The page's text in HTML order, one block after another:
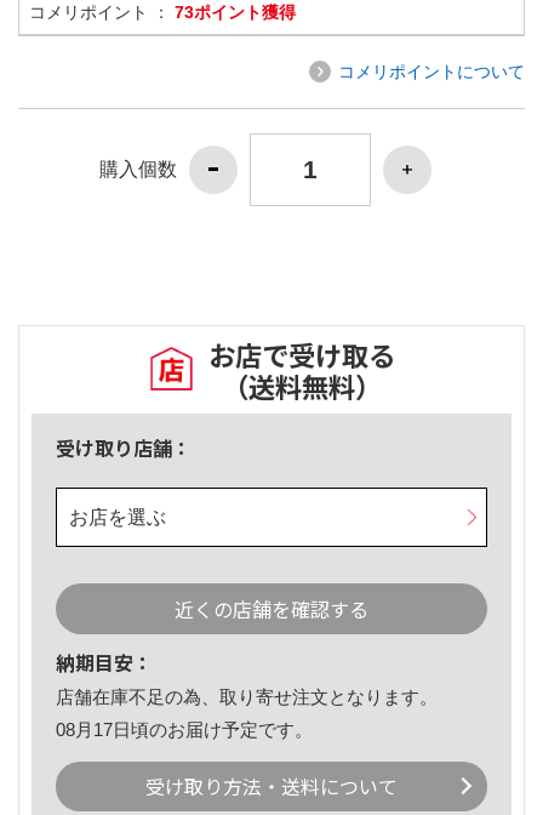
コメリポイント ： 73ポイント獲得
コメリポイントについて
購入個数
お店で受け取る
（送料無料）
受け取り店舗：
お店を選ぶ
近くの店舗を確認する
納期目安：
店舗在庫不足の為、取り寄せ注文となります。
08月17日頃のお届け予定です。
受け取り方法・送料について